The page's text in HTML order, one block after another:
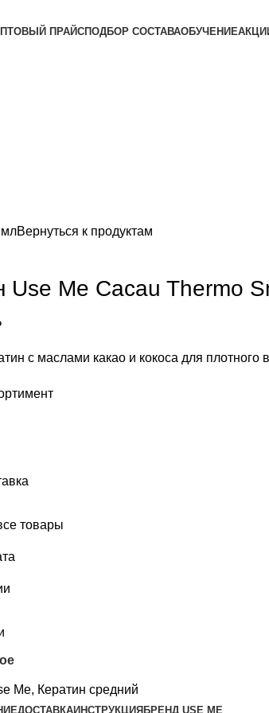
ПРАЙСПОДБОР СОСТАВАОБУЧЕНИЕ
млВернуться к продуктам
Use Me Cacau Thermo
с маслами какао и кокоса для
товары
Me, Кератин средний
ДОСТАВКАИНСТРУКЦИЯБРЕНД USE ME